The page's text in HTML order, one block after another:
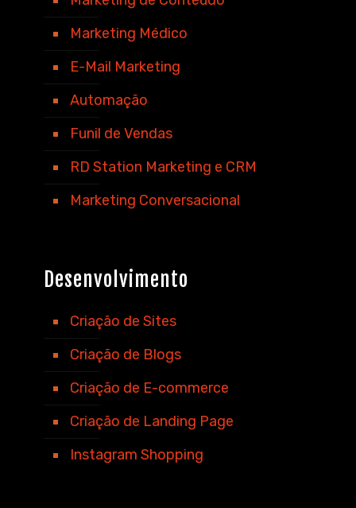
Marketing Médico
E-Mail Marketing
Automação
Funil de Vendas
RD Station Marketing e CRM
Marketing Conversacional
Desenvolvimento
Criação de Sites
Criação de Blogs
Criação de E-commerce
Criação de Landing Page
Instagram Shopping